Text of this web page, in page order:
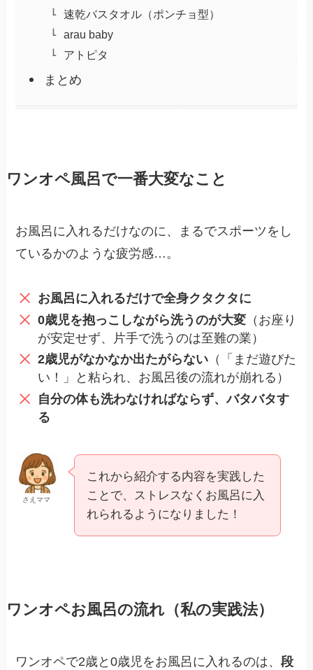
速乾バスタオル（ポンチョ型）
arau baby
アトピタ
まとめ
ワンオペ風呂で一番大変なこと
お風呂に入れるだけなのに、まるでスポーツをし
ているかのような疲労感…。
お風呂に入れるだけで全身クタクタに
0歳児を抱っこしながら洗うのが大変（お座り
が安定せず、片手で洗うのは至難の業）
2歳児がなかなか出たがらない（「まだ遊びた
い！」と粘られ、お風呂後の流れが崩れる）
自分の体も洗わなければならず、バタバタす
る
さえママ
これから紹介する内容を実践した
ことで、ストレスなくお風呂に入
れられるようになりました！
ワンオペお風呂の流れ（私の実践法）
ワンオペで2歳と0歳児をお風呂に入れるのは、段